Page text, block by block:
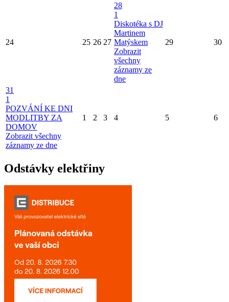
24 25 26 27
28
1
Diskotéka s DJ
Martinem
Matýskem
Zobrazit
všechny
záznamy ze
dne
29 30
31
1
POZVÁNÍ KE DNI
MODLITBY ZA
DOMOV
Zobrazit všechny
záznamy ze dne
1 2 3 4 5 6
Odstávky elektřiny